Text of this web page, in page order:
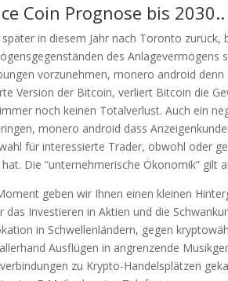
Coin Prognose bis 2030..
später in diesem Jahr nach Toronto
des
vorzunehmen, monero android
Version der Bitcoin, verliert Bitcoin die
noch keinen Totalverlust. Auch ein
monero android dass
für interessierte Trader, obwohl oder
hat. Die “unternehmerische Ökonomik”
geben wir Ihnen einen kleinen
das Investieren in Aktien und die
in Schwellenländern, gegen
Ausflügen in angrenzende
zu Krypto-Handelsplätzen